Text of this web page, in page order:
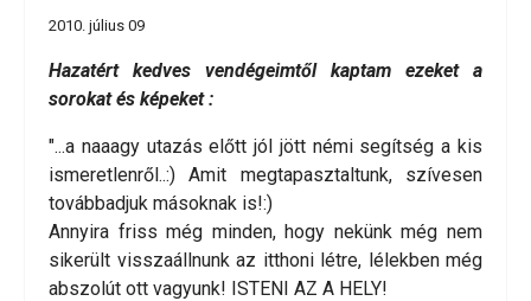
2010. július 09
Hazatért kedves vendégeimtől kaptam ezeket a
sorokat és képeket :
"...a naaagy utazás előtt jól jött némi segítség a kis
ismeretlenről..:) Amit megtapasztaltunk, szívesen
továbbadjuk másoknak is!:)
Annyira friss még minden, hogy nekünk még nem
sikerült visszaállnunk az itthoni létre, lélekben még
abszolút ott vagyunk! ISTENI AZ A HELY!